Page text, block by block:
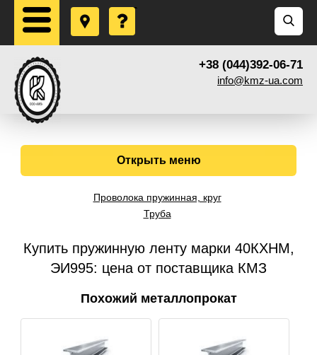
+38 (044)392-06-71
info@kmz-ua.com
Открыть меню
Проволока пружинная, круг
Труба
Купить пружинную ленту марки 40КХНМ,
ЭИ995: цена от поставщика КМЗ
Похожий металлопрокат